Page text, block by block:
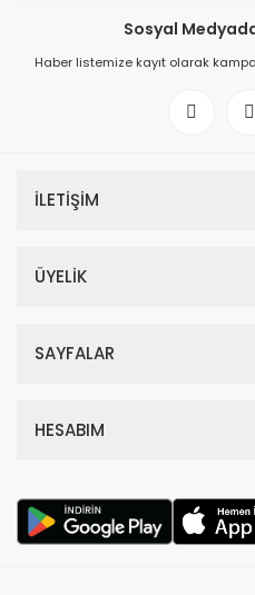
Dior Hypnotic Poison Edp Kadın
4.797,00 TL
Sosyal
Haber listemize kayıt olarak
İLETİŞİM
ÜYELİK
SAYFALAR
HESABIM